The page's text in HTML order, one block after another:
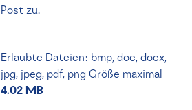
Post zu.
Erlaubte Dateien: bmp, doc, docx,
jpg, jpeg, pdf, png Größe maximal
4.02 MB